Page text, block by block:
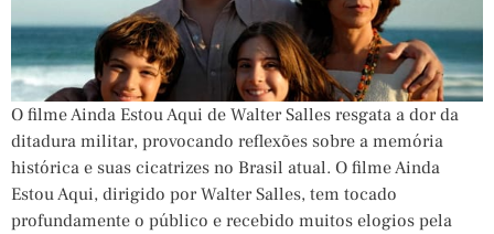
O filme Ainda Estou Aqui de Walter Salles resgata a dor da
ditadura militar, provocando reflexões sobre a memória
histórica e suas cicatrizes no Brasil atual. O filme Ainda
Estou Aqui, dirigido por Walter Salles, tem tocado
profundamente o público e recebido muitos elogios pela